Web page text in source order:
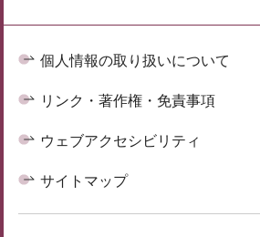
個人情報の取り扱いについて
リンク・著作権・免責事項
ウェブアクセシビリティ
サイトマップ